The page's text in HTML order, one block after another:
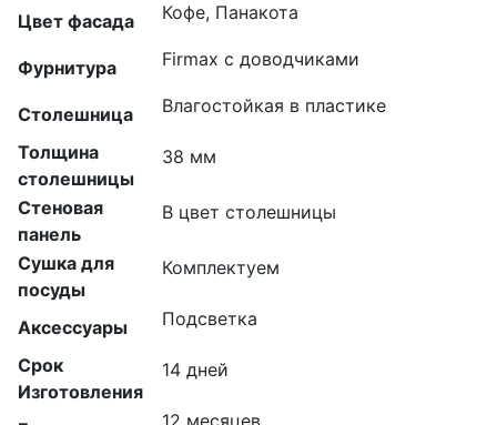
Цвет фасада Кофе, Панакота
Фурнитура Firmax с доводчиками
Столешница Влагостойкая в пластике
Толщина
столешницы
38 мм
Стеновая
панель
В цвет столешницы
Сушка для
посуды
Комплектуем
Аксессуары Подсветка
Срок
Изготовления
14 дней
12 месяцев